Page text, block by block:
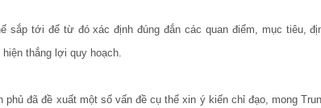
sắp tới để từ đó xác định đúng đắn các quan điểm, mục tiêu,
thắng lợi quy hoạch.
đã đề xuất một số vấn đề cụ thể xin ý kiến chỉ đạo, mong